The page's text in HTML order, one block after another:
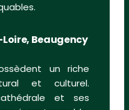
Beaugency
un riche
et culturel.
et ses